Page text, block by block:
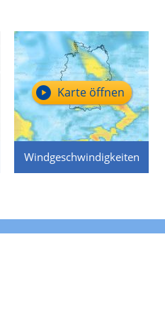
Windgeschwindigkeiten
Karte öffnen